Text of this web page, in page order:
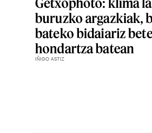
buruzko argazkiak,
bateko bidaiariz
hondartza batean
IÑIGO ASTIZ